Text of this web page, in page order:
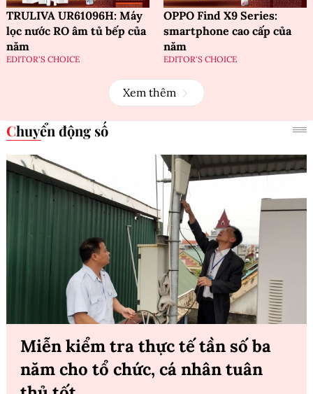
TRULIVA UR61096H: Máy
lọc nước RO âm tủ bếp của
năm
EDITOR'S CHOICE
OPPO Find X9 Series:
smartphone cao cấp của
năm
EDITOR'S CHOICE
Xem thêm
Chuyển động số
Miễn kiểm tra thực tế tần số ba
năm cho tổ chức, cá nhân tuân